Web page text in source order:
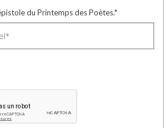
du Printemps des Poètes.*